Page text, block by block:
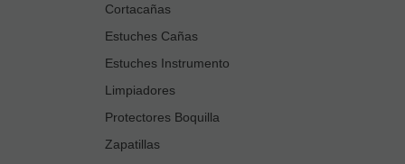
Cortacañas
Estuches Cañas
Estuches Instrumento
Limpiadores
Protectores Boquilla
Zapatillas